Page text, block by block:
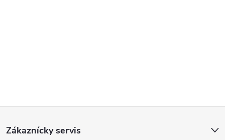
Zákaznícky servis